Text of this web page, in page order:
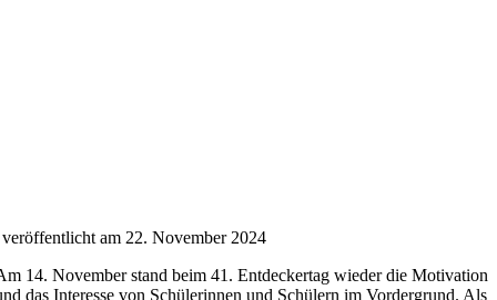
veröffentlicht am 22. November 2024
14. November stand beim 41. Entdeckertag wieder die Motivation
das Interesse von Schülerinnen und Schülern im Vordergrund. Als